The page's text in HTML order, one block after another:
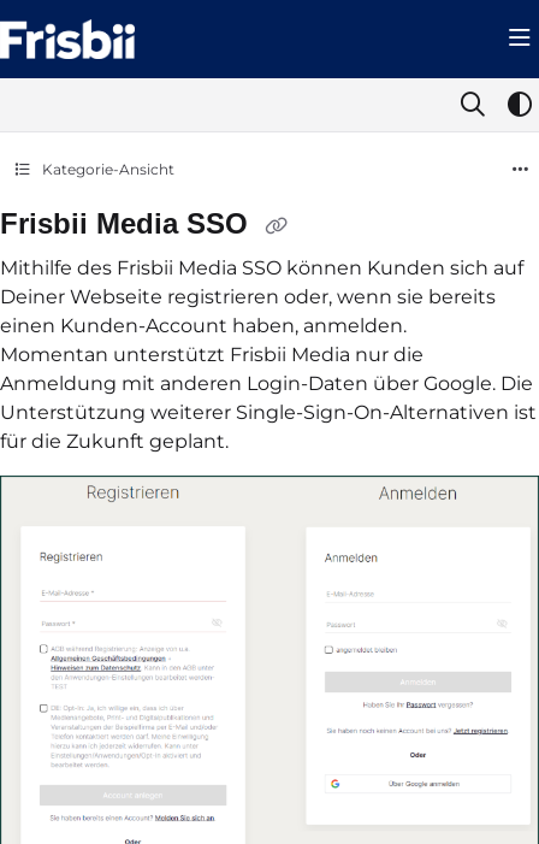
Documentation Index
Fetch the complete documentation index at: https://help.frisbii.com/
Use this file to discover all available pages before exploring further.
Kategorie-Ansicht
Frisbii Media SSO
Mithilfe des Frisbii Media SSO können Kunden sich auf
Deiner Webseite registrieren oder, wenn sie bereits
einen Kunden-Account haben, anmelden.
Momentan unterstützt Frisbii Media nur die
Anmeldung mit anderen Login-Daten über Google. Die
Unterstützung weiterer Single-Sign-On-Alternativen ist
für die Zukunft geplant.